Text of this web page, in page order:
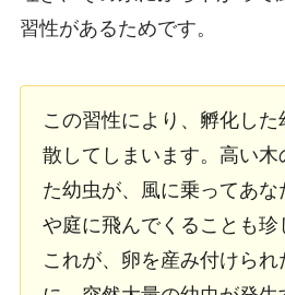
習性があるためです。
この習性により、孵化し
散してしまいます。高い木
た幼虫が、風に乗ってあ
や庭に飛んでくることも珍
これが、卵を産み付けら